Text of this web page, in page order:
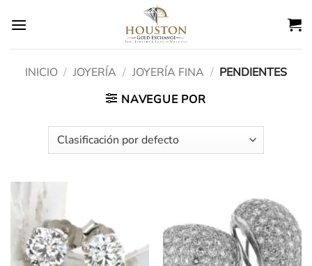
INICIO / JOYERÍA / JOYERÍA FINA / PENDIENTES
NAVEGUE POR